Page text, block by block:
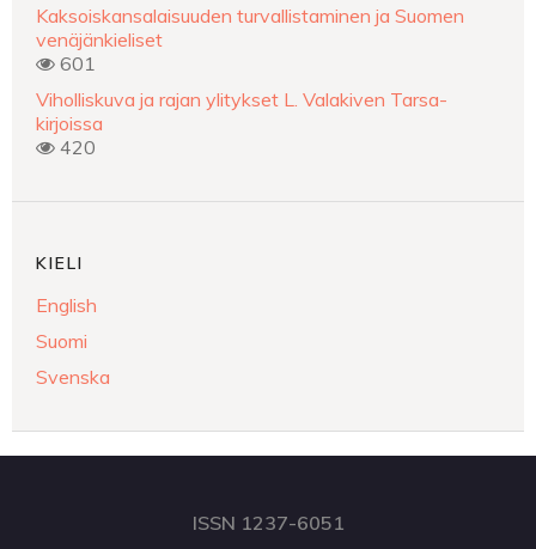
Kaksoiskansalaisuuden turvallistaminen ja Suomen
venäjänkieliset
601
Viholliskuva ja rajan ylitykset L. Valakiven Tarsa-
kirjoissa
420
KIELI
English
Suomi
Svenska
ISSN 1237-6051